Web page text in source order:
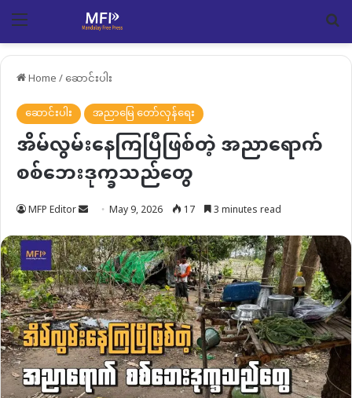
Menu
Home/ဆောင်းပါး
ဆောင်းပါး
အညာမြေ တော်လှန်ရေး
အိမ်လွမ်းနေကြပြီဖြစ်တဲ့ အညာရောက်
စစ်ဘေးဒုက္ခသည်တွေ
MFP Editor Send
email
May 9, 2026 17 3 minutes read